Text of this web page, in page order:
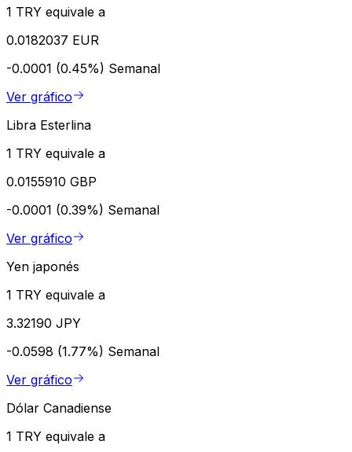
1 TRY equivale a
0.0182037 EUR
-0.0001 (0.45%) Semanal
Ver gráfico
Libra Esterlina
1 TRY equivale a
0.0155910 GBP
-0.0001 (0.39%) Semanal
Ver gráfico
Yen japonés
1 TRY equivale a
3.32190 JPY
-0.0598 (1.77%) Semanal
Ver gráfico
Dólar Canadiense
1 TRY equivale a